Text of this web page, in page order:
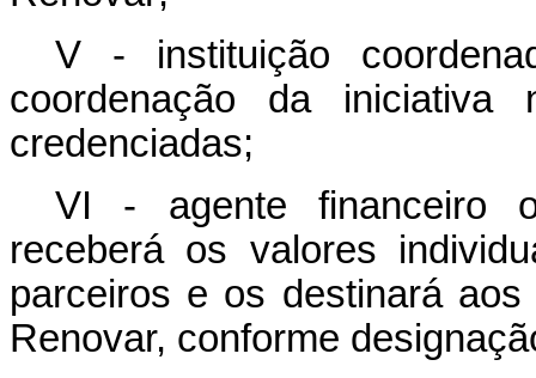
V - instituição
coordenação da iniciativa
credenciadas;
VI - agente financeiro
receberá os valores
parceiros e os destinará
Renovar, conforme